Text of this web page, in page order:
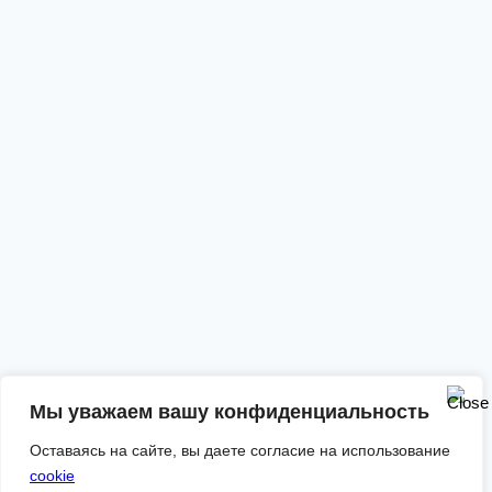
Мы уважаем вашу конфиденциальность
Оставаясь на сайте, вы даете согласие на использование
cookie